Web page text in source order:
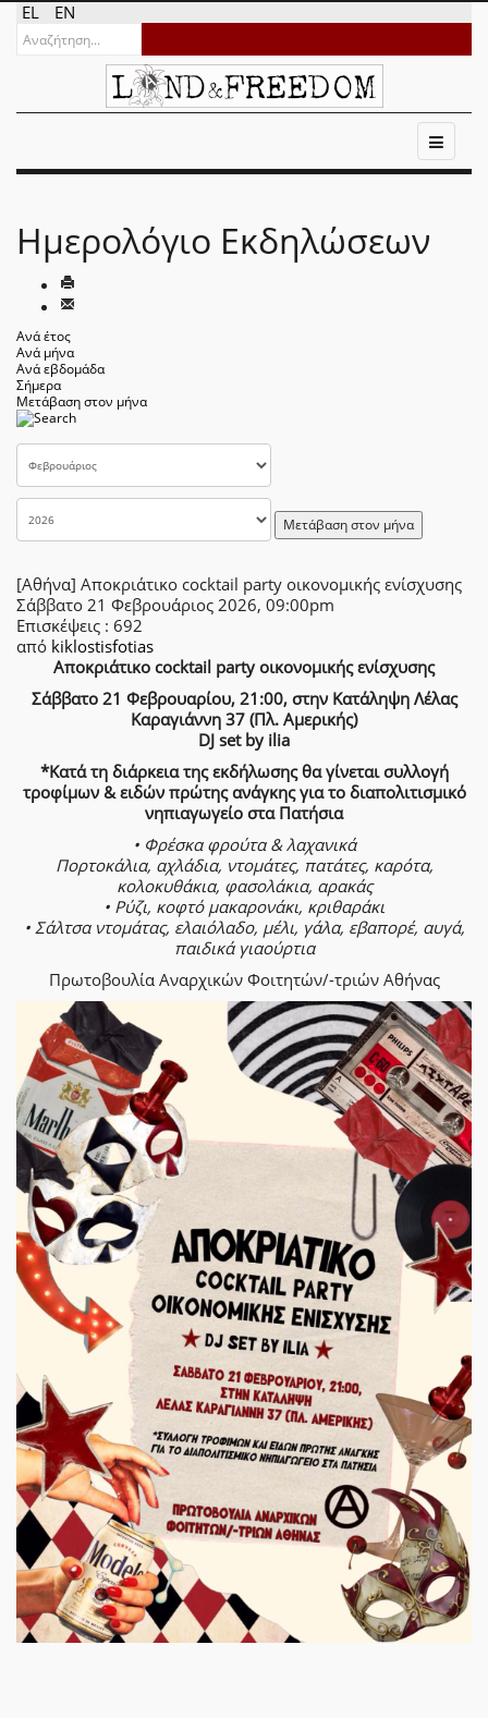
EL EN
Ημερολόγιο Εκδηλώσεων
Ανά έτος
Ανά μήνα
Ανά εβδομάδα
Σήμερα
Μετάβαση στον μήνα
Μετάβαση στον μήνα
[Αθήνα] Αποκριάτικο cocktail party οικονομικής ενίσχυσης
Σάββατο 21 Φεβρουάριος 2026, 09:00pm
Επισκέψεις : 692
από kiklostisfotias
Αποκριάτικο cocktail party οικονομικής ενίσχυσης
Σάββατο 21 Φεβρουαρίου, 21:00, στην Κατάληψη Λέλας
Καραγιάννη 37 (Πλ. Αμερικής)
DJ set by ilia
*Κατά τη διάρκεια της εκδήλωσης θα γίνεται συλλογή
τροφίμων & ειδών πρώτης ανάγκης για το διαπολιτισμικό
νηπιαγωγείο στα Πατήσια
• Φρέσκα φρούτα & λαχανικά
Πορτοκάλια, αχλάδια, ντομάτες, πατάτες, καρότα,
κολοκυθάκια, φασολάκια, αρακάς
• Ρύζι, κοφτό μακαρονάκι, κριθαράκι
• Σάλτσα ντομάτας, ελαιόλαδο, μέλι, γάλα, εβαπορέ, αυγά,
παιδικά γιαούρτια
Πρωτοβουλία Αναρχικών Φοιτητών/-τριών Αθήνας